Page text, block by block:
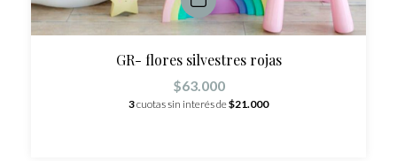
GR- flores silvestres rojas
$63.000
3cuotas sin interés de$21.000